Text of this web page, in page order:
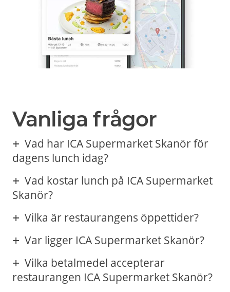
Vanliga frågor
Vad har ICA Supermarket Skanör för
dagens lunch idag?
Vad kostar lunch på ICA Supermarket
Skanör?
Vilka är restaurangens öppettider?
Var ligger ICA Supermarket Skanör?
Vilka betalmedel accepterar
restaurangen ICA Supermarket Skanör?